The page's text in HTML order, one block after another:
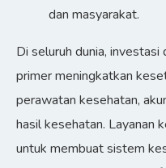
dan masyarakat.
Di seluruh dunia,
primer meningkatkan
perawatan kesehatan,
hasil kesehatan. Layanan
untuk membuat sistem